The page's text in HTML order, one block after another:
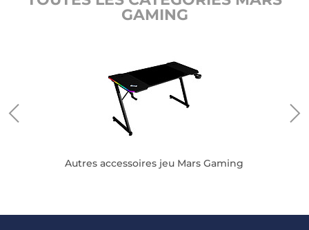
GAMING
Autres accessoires jeu Mars Gaming